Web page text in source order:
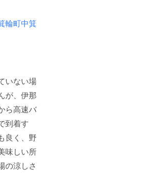
輪町中箕
いない場
が、伊那
ら高速バ
到着す
良く、野
味しい所
の涼しさ